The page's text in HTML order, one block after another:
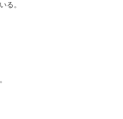
る。